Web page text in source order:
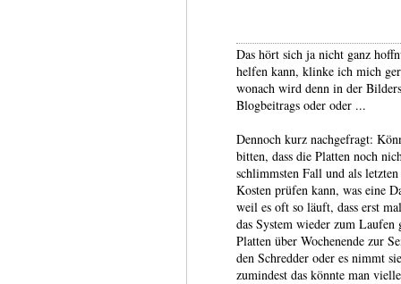
Das hört sich ja nicht ganz
helfen kann, klinke ich mich
wonach wird denn in der
Blogbeitrags oder oder ...
Dennoch kurz nachgefragt:
bitten, dass die Platten noch
schlimmsten Fall und als
Kosten prüfen kann, was eine
weil es oft so läuft, dass erst
das System wieder zum
Platten über Wochenende zur
den Schredder oder es nimmt
zumindest das könnte man